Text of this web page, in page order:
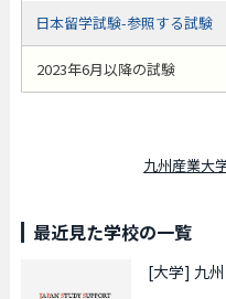
日本留学試験-参照する試験
2023年6月以降の試験
九州産業大
最近見た学校の一覧
[大学] 九